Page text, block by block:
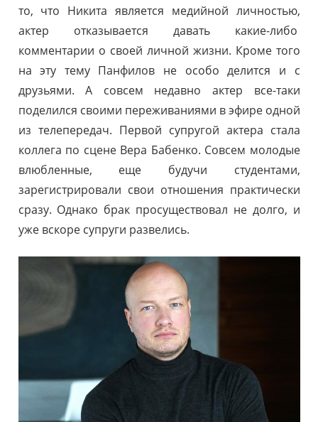
то, что Никита является медийной личностью,
актер отказывается давать какие-либо
комментарии о своей личной жизни. Кроме того
на эту тему Панфилов не особо делится и с
друзьями. А совсем недавно актер все-таки
поделился своими переживаниями в эфире одной
из телепередач. Первой супругой актера стала
коллега по сцене Вера Бабенко. Совсем молодые
влюбленные, еще будучи студентами,
зарегистрировали свои отношения практически
сразу. Однако брак просуществовал не долго, и
уже вскоре супруги развелись.